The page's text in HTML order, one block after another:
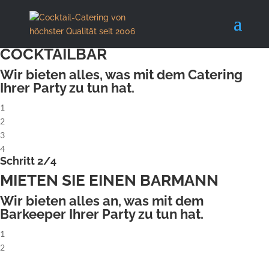
Schritt 1/4
MIETEN SIE EINE KOMPLETTE
COCKTAILBAR
Wir bieten alles, was mit dem Catering
Ihrer Party zu tun hat.
1
2
3
4
Schritt 2/4
MIETEN SIE EINEN BARMANN
Wir bieten alles an, was mit dem
Barkeeper Ihrer Party zu tun hat.
1
2